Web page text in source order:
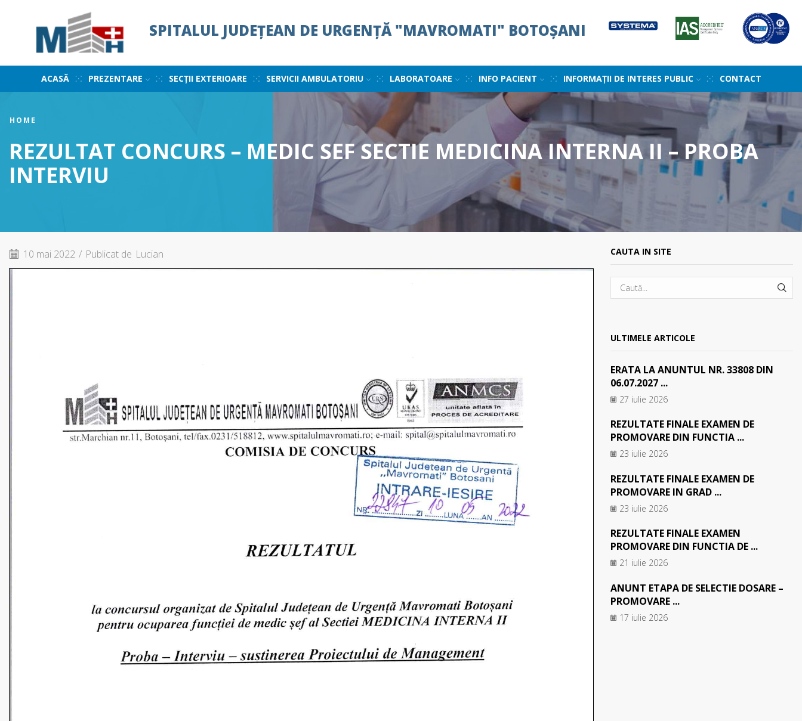
SPITALUL JUDEȚEAN DE URGENȚĂ "MAVROMATI" BOTOȘANI
ACASĂ PREZENTARE SECȚII EXTERIOARE SERVICII AMBULATORIU LABORATOARE INFO PACIENT INFORMAȚII DE INTERES PUBLIC CONTACT
HOME
REZULTAT CONCURS – MEDIC SEF SECTIE MEDICINA INTERNA II – PROBA
INTERVIU
10 mai 2022 / Publicat de Lucian CAUTA IN SITE
ULTIMELE ARTICOLE
ERATA LA ANUNTUL NR. 33808 DIN
06.07.2027 ...
27 iulie 2026
REZULTATE FINALE EXAMEN DE
PROMOVARE DIN FUNCTIA ...
23 iulie 2026
REZULTATE FINALE EXAMEN DE
PROMOVARE IN GRAD ...
23 iulie 2026
REZULTATE FINALE EXAMEN
PROMOVARE DIN FUNCTIA DE ...
21 iulie 2026
ANUNT ETAPA DE SELECTIE DOSARE –
PROMOVARE ...
17 iulie 2026